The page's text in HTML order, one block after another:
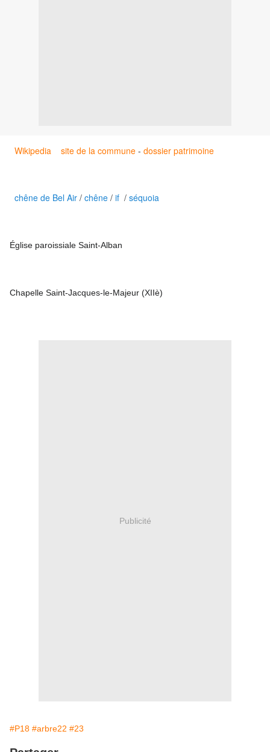
Wikipedia site de la commune - dossier patrimoine
chêne de Bel Air / chêne / if / séquoia
Église paroissiale Saint-Alban
Chapelle Saint-Jacques-le-Majeur (XIIè)
Publicité
#P18 #arbre22 #23